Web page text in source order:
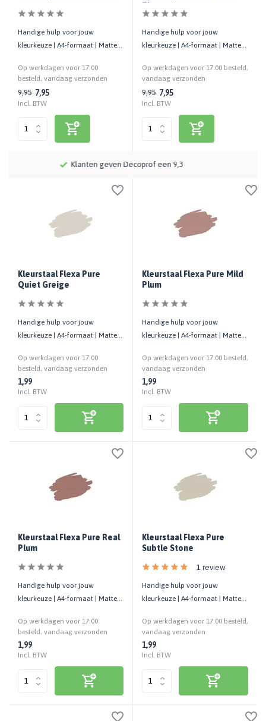
Handige hulp voor jouw
kleurkeuze | A4-formaat | Matte
Op werkdagen voor 17:00
besteld, vandaag verzonden
9,95 7,95
Incl. BTW
Tinten
Handige hulp voor jouw
kleurkeuze | A4-formaat | Matte
Op werkdagen voor 17:00 besteld,
vandaag verzonden
9,95 7,95
Incl. BTW
Meer dan 115 jaar kennis en ervaring
Kleurstaal Flexa Pure
Quiet Greige
Handige hulp voor jouw
kleurkeuze | A4-formaat | Matte
Op werkdagen voor 17:00
besteld, vandaag verzonden
1,99
Incl. BTW
Kleurstaal Flexa Pure Mild
Plum
Handige hulp voor jouw
kleurkeuze | A4-formaat | Matte
Op werkdagen voor 17:00 besteld,
vandaag verzonden
1,99
Incl. BTW
Kleurstaal Flexa Pure Real
Plum
Handige hulp voor jouw
kleurkeuze | A4-formaat | Matte
Op werkdagen voor 17:00
besteld, vandaag verzonden
1,99
Incl. BTW
Kleurstaal Flexa Pure
Subtle Stone
1 review
Handige hulp voor jouw
kleurkeuze | A4-formaat | Matte
Op werkdagen voor 17:00 besteld,
vandaag verzonden
1,99
Incl. BTW